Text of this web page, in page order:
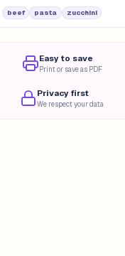
beef pasta zucchini
Easy to save
Print or save as PDF
Privacy first
We respect your data